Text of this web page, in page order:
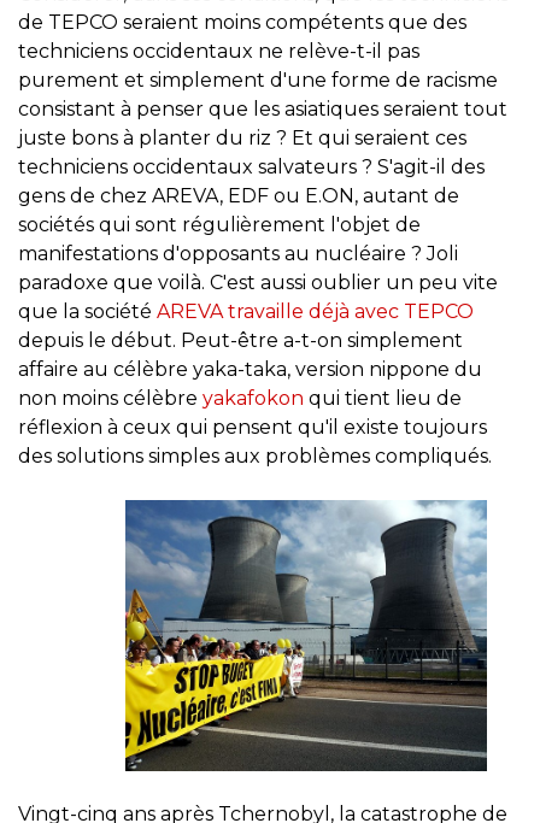
de TEPCO seraient moins compétents que des
techniciens occidentaux ne relève-t-il pas
purement et simplement d'une forme de racisme
consistant à penser que les asiatiques seraient tout
juste bons à planter du riz ? Et qui seraient ces
techniciens occidentaux salvateurs ? S'agit-il des
gens de chez AREVA, EDF ou E.ON, autant de
sociétés qui sont régulièrement l'objet de
manifestations d'opposants au nucléaire ? Joli
paradoxe que voilà. C'est aussi oublier un peu vite
que la société AREVA travaille déjà avec TEPCO
depuis le début. Peut-être a-t-on simplement
affaire au célèbre yaka-taka, version nippone du
non moins célèbre yakafokon qui tient lieu de
réflexion à ceux qui pensent qu'il existe toujours
des solutions simples aux problèmes compliqués.
Vingt-cinq ans après Tchernobyl, la catastrophe de